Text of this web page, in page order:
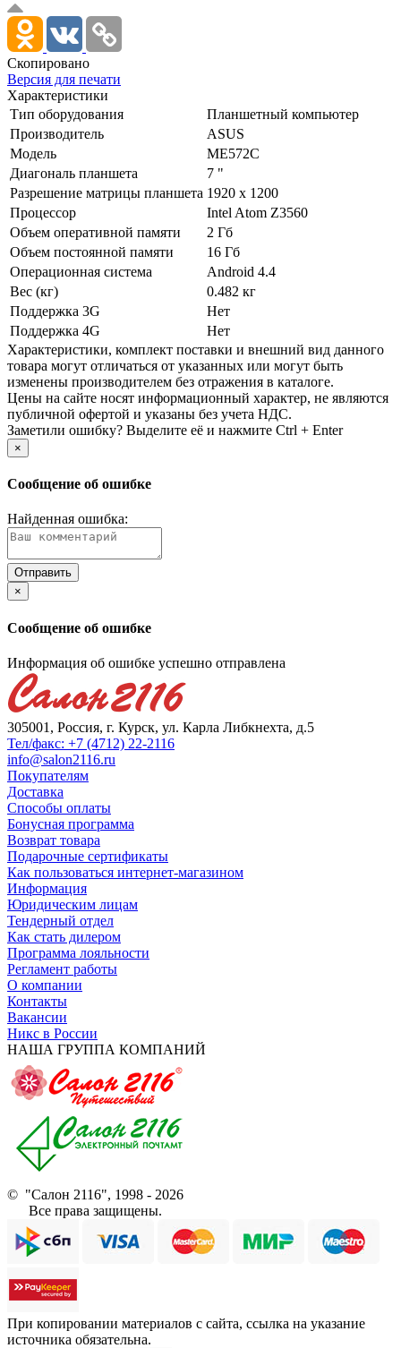
Скопировано
Версия для печати
Характеристики
Тип оборудования
Планшетный компьютер
Производитель
ASUS
Модель
ME572C
Диагональ планшета
7 "
Разрешение матрицы планшета 1920 x 1200
Процессор
Intel Atom Z3560
Объем оперативной памяти
2 Гб
Объем постоянной памяти
16 Гб
Операционная система
Android 4.4
Вес (кг)
0.482 кг
Поддержка 3G
Нет
Поддержка 4G
Нет
Xарактеристики, комплект поставки и внешний вид данного
товара могут отличаться от указанных или могут быть
изменены производителем без отражения в каталоге.
Цены на сайте носят информационный характер, не являются
публичной офертой и указаны без учета НДС.
Заметили ошибку? Выделите её и нажмите Ctrl + Enter
×
Сообщение об ошибке
Найденная ошибка:
×
Сообщение об ошибке
Информация об ошибке успешно отправлена
305001, Россия, г. Курск, ул. Карла Либкнехта, д.5
Тел/факс: +7 (4712) 22-2116
info@salon2116.ru
Покупателям
Доставка
Способы оплаты
Бонусная программа
Возврат товара
Подарочные сертификаты
Как пользоваться интернет-магазином
Информация
Юридическим лицам
Тендерный отдел
Как стать дилером
Программа лояльности
Регламент работы
О компании
Контакты
Вакансии
Никс в России
НАША ГРУППА КОМПАНИЙ
© "Салон 2116", 1998 - 2026
Все права защищены.
При копировании материалов с сайта, ссылка на указание
источника обязательна.